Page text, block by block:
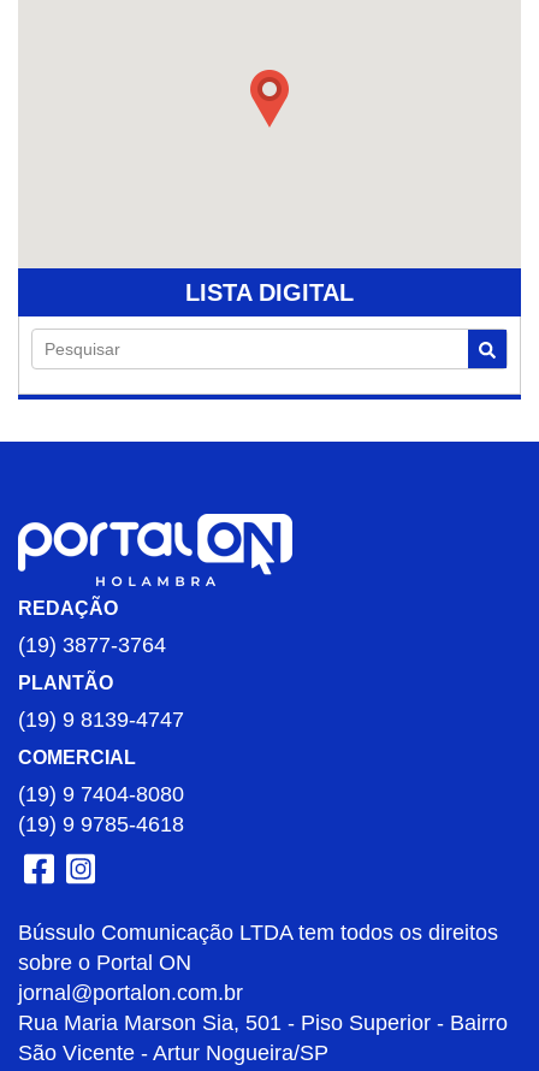
LISTA DIGITAL
Pesquisar
REDAÇÃO
(19) 3877-3764
PLANTÃO
(19) 9 8139-4747
COMERCIAL
(19) 9 7404-8080
(19) 9 9785-4618
Bússulo Comunicação LTDA tem todos os direitos
sobre o Portal ON
jornal@portalon.com.br
Rua Maria Marson Sia, 501 - Piso Superior - Bairro
São Vicente - Artur Nogueira/SP